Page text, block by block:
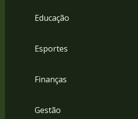
Educação
Esportes
Finanças
Gestão